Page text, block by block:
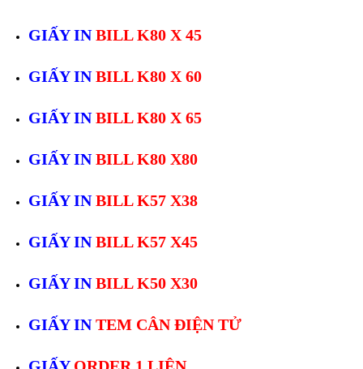
GIẤY INBILL K80 X 45
GIẤY INBILL K80 X 60
GIẤY INBILL K80 X 65
GIẤY INBILL K80 X80
GIẤY INBILL K57 X38
GIẤY INBILL K57 X45
GIẤY INBILL K50 X30
GIẤY INTEM CÂN ĐIỆN TỬ